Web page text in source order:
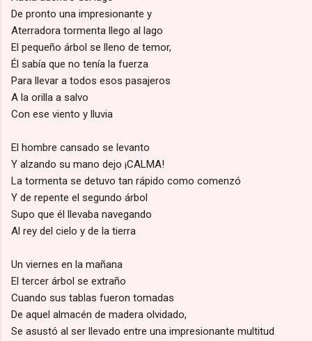
De pronto una impresionante y
Aterradora tormenta llego al lago
El pequeño árbol se lleno de temor,
Él sabía que no tenía la fuerza
Para llevar a todos esos pasajeros
A la orilla a salvo
Con ese viento y lluvia
El hombre cansado se levanto
Y alzando su mano dejo ¡CALMA!
La tormenta se detuvo tan rápido como comenzó
Y de repente el segundo árbol
Supo que él llevaba navegando
Al rey del cielo y de la tierra
Un viernes en la mañana
El tercer árbol se extraño
Cuando sus tablas fueron tomadas
De aquel almacén de madera olvidado,
Se asustó al ser llevado entre una impresionante multitud